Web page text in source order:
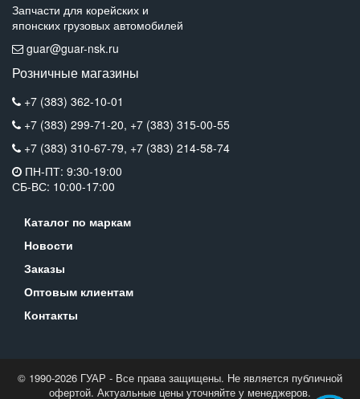
Запчасти для корейских и
японских грузовых автомобилей
guar@guar-nsk.ru
Розничные магазины
+7 (383) 362-10-01
+7 (383) 299-71-20, +7 (383) 315-00-55
+7 (383) 310-67-79, +7 (383) 214-58-74
ПН-ПТ: 9:30-19:00
СБ-ВС: 10:00-17:00
Каталог по маркам
Новости
Заказы
Оптовым клиентам
Контакты
© 1990-2026 ГУАР - Все права защищены. Не является публичной
офертой. Актуальные цены уточняйте у менеджеров.